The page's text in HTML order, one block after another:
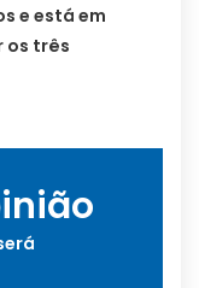
e está em
os três